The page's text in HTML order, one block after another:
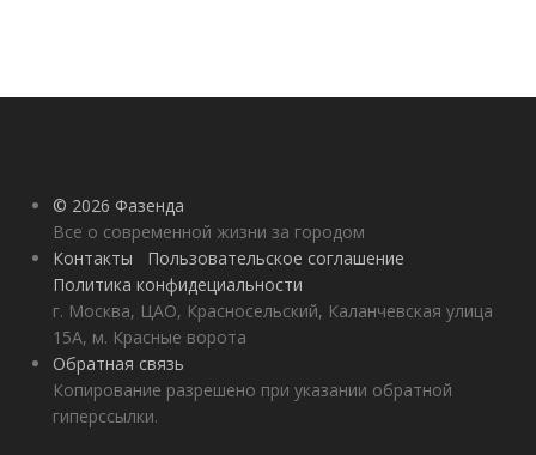
© 2026 Фазенда
Все о современной жизни за городом
Контакты
Пользовательское соглашение
Политика конфидециальности
г. Москва, ЦАО, Красносельский, Каланчевская улица
15А, м. Красные ворота
Обратная связь
Копирование разрешено при указании обратной
гиперссылки.